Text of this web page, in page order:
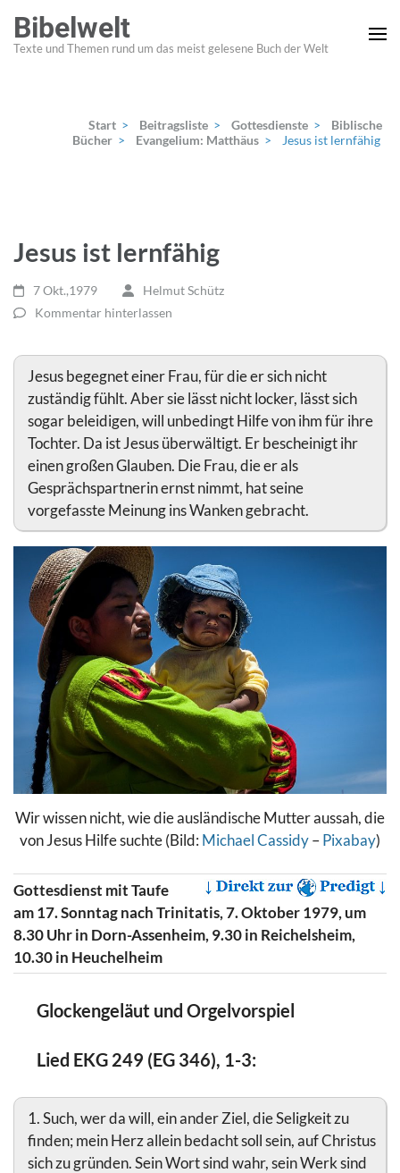
Inhalt
springen
Bibelwelt
Texte und Themen rund um das meist gelesene Buch der Welt
Start > Beitragsliste > Gottesdienste >
Biblische
Bücher > Evangelium: Matthäus > Jesus ist lernfähig
Jesus ist lernfähig
7 Okt.,1979
Helmut Schütz
Kommentar hinterlassen
Jesus begegnet einer Frau, für die er sich nicht
zuständig fühlt. Aber sie lässt nicht locker, lässt sich
sogar beleidigen, will unbedingt Hilfe von ihm für ihre
Tochter. Da ist Jesus überwältigt. Er bescheinigt ihr
einen großen Glauben. Die Frau, die er als
Gesprächspartnerin ernst nimmt, hat seine
vorgefasste Meinung ins Wanken gebracht.
Wir wissen nicht, wie die ausländische Mutter aussah, die
von Jesus Hilfe suchte (Bild: Michael Cassidy–Pixabay)
Gottesdienst mit Taufe
am 17. Sonntag nach Trinitatis, 7. Oktober 1979, um
8.30 Uhr in Dorn-Assenheim, 9.30 in Reichelsheim,
10.30 in Heuchelheim
Glockengeläut und Orgelvorspiel
Lied EKG 249 (EG 346), 1-3:
1. Such, wer da will, ein ander Ziel, die Seligkeit zu
finden; mein Herz allein bedacht soll sein, auf Christus
sich zu gründen. Sein Wort sind wahr, sein Werk sind